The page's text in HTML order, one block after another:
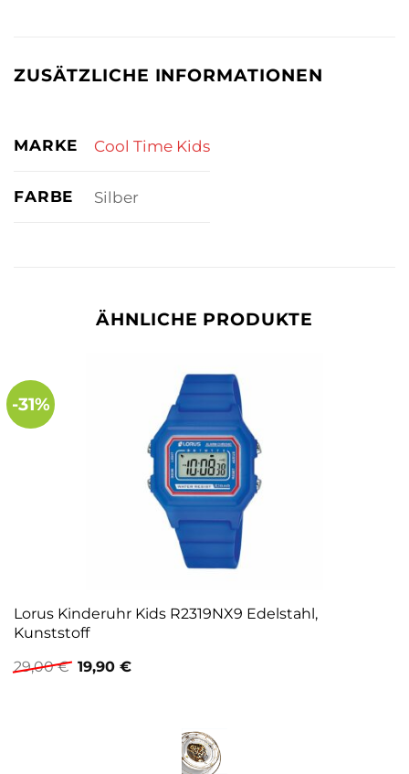
ZUSÄTZLICHE INFORMATIONEN
MARKE Cool Time Kids
FARBE Silber
ÄHNLICHE PRODUKTE
-31%
Lorus Kinderuhr Kids R2319NX9 Edelstahl,
Kunststoff
29,00€ Ursprünglicher
Preis
19,90 €Aktueller